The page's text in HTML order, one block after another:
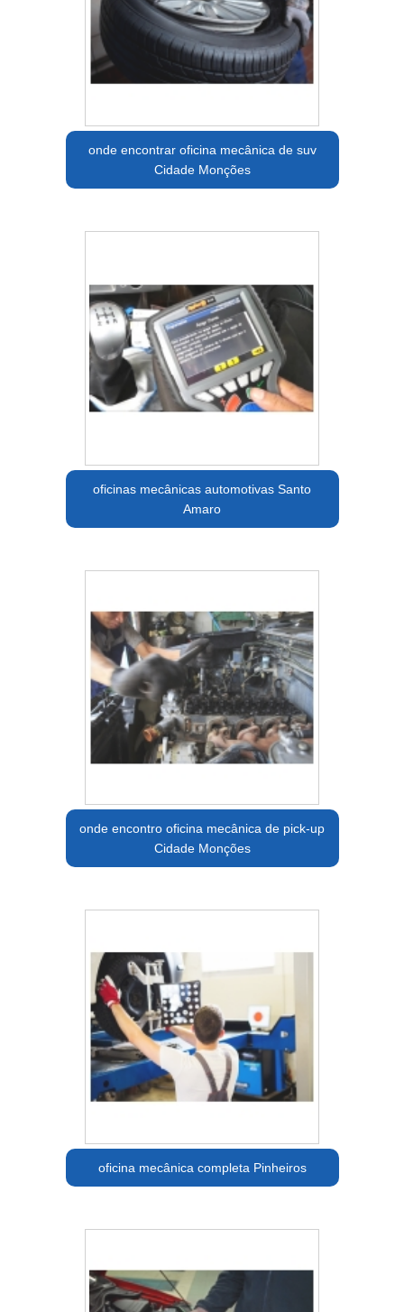
onde encontrar oficina mecânica de suv
Cidade Monções
oficinas mecânicas automotivas Santo
Amaro
onde encontro oficina mecânica de pick-up
Cidade Monções
oficina mecânica completa Pinheiros